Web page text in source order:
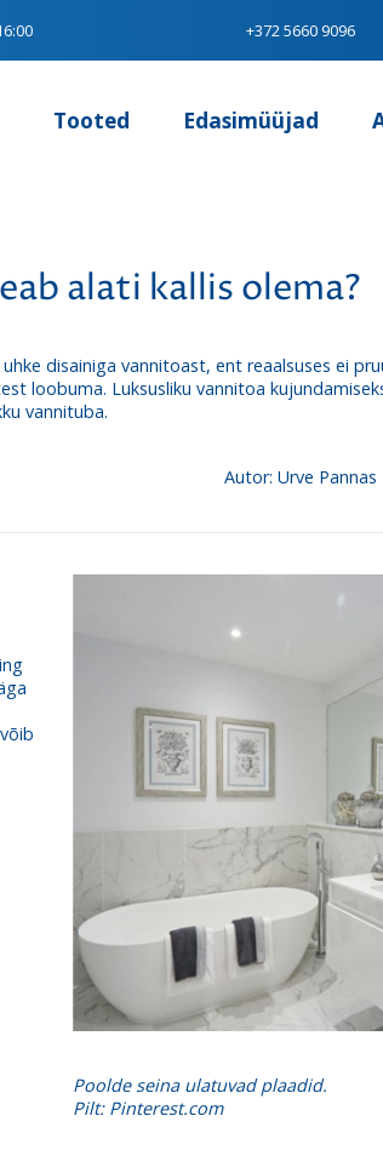
+372 5660 9096
Tooted Edasimüüjad
alati kallis olema?
disainiga vannitoast, ent reaalsuses ei
loobuma. Luksusliku vannitoa
vannituba.
Autor: Urve Pannas
Poolde seina ulatuvad plaadid.
Pilt: Pinterest.com